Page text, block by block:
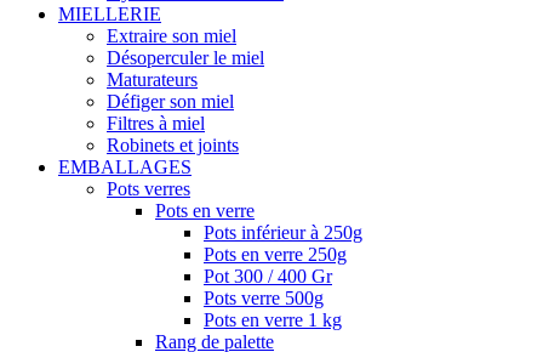
MIELLERIE
Extraire son miel
Désoperculer le miel
Maturateurs
Défiger son miel
Filtres à miel
Robinets et joints
EMBALLAGES
Pots verres
Pots en verre
Pots inférieur à 250g
Pots en verre 250g
Pot 300 / 400 Gr
Pots verre 500g
Pots en verre 1 kg
Rang de palette